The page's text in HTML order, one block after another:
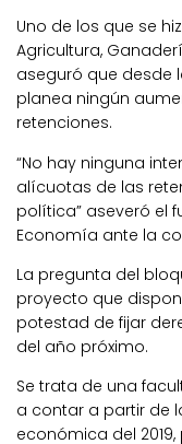
Uno de los que se
Agricultura,
aseguró que desde
planea ningún
retenciones.
“No hay ninguna
alícuotas de las
política” aseveró el
Economía ante la
La pregunta del
proyecto que
potestad de fijar
del año próximo.
Se trata de una
a contar a partir de
económica del